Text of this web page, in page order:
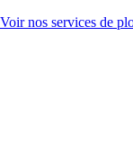
Voir nos services de